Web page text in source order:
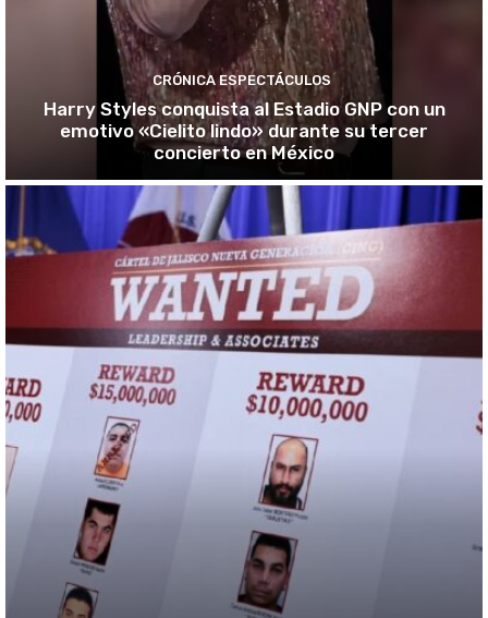
CRÓNICA ESPECTÁCULOS
Harry Styles conquista al Estadio GNP con un
emotivo «Cielito lindo» durante su tercer
concierto en México